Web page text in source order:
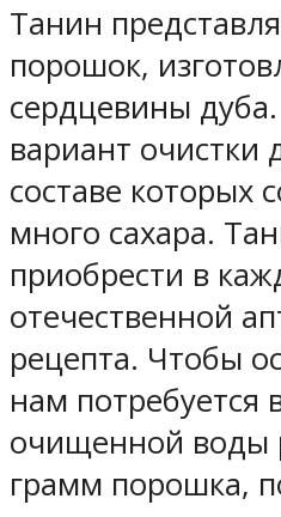
Танин
порошок,
сердцевины
вариант очистки
составе которых
много сахара.
приобрести в
отечественной
рецепта. Чтобы
нам потребуется
очищенной воды
грамм порошка,